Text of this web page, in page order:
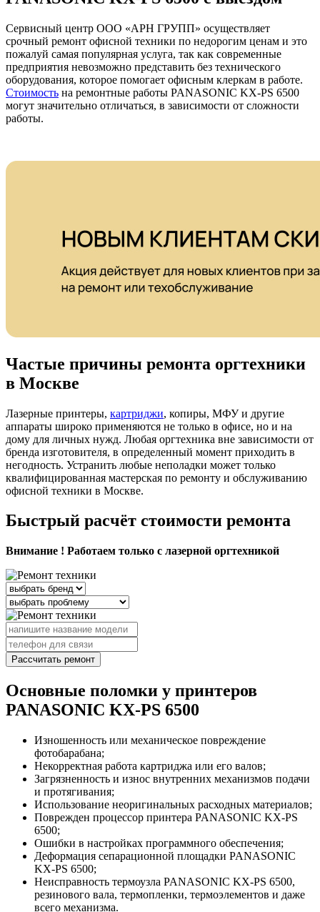
Сервисный центр ООО «АРН ГРУПП» осуществляет
срочный ремонт офисной техники по недорогим ценам и это
пожалуй самая популярная услуга, так как современные
предприятия невозможно представить без технического
оборудования, которое помогает офисным клеркам в работе.
Стоимость на ремонтные работы PANASONIC KX-PS 6500
могут значительно отличаться, в зависимости от сложности
работы.
Частые причины ремонта оргтехники
в Москве
Лазерные принтеры, картриджи, копиры, МФУ и другие
аппараты широко применяются не только в офисе, но и на
дому для личных нужд. Любая оргтехника вне зависимости от
бренда изготовителя, в определенный момент приходить в
негодность. Устранить любые неполадки может только
квалифицированная мастерская по ремонту и обслуживанию
офисной техники в Москве.
Быстрый расчёт стоимости ремонта
Внимание ! Работаем только с лазерной оргтехникой
Рассчитать ремонт
Основные поломки у принтеров
PANASONIC KX-PS 6500
Изношенность или механическое повреждение
фотобарабана;
Некорректная работа картриджа или его валов;
Загрязненность и износ внутренних механизмов подачи
и протягивания;
Использование неоригинальных расходных материалов;
Поврежден процессор принтера PANASONIC KX-PS
6500;
Ошибки в настройках программного обеспечения;
Деформация сепарационной площадки PANASONIC
KX-PS 6500;
Неисправность термоузла PANASONIC KX-PS 6500,
резинового вала, термопленки, термоэлементов и даже
всего механизма.